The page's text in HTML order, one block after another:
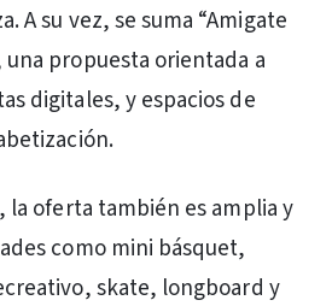
A su vez, se suma “Amigate
una propuesta orientada a
digitales, y espacios de
la oferta también es amplia y
como mini básquet,
skate, longboard y